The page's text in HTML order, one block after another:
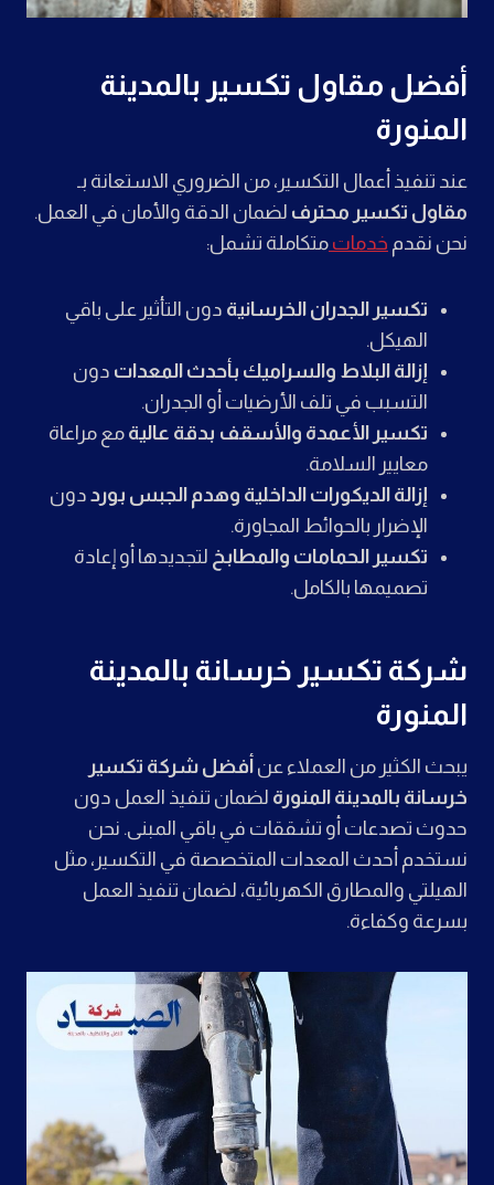
أفضل مقاول تكسير بالمدينة
المنورة
عند تنفيذ أعمال التكسير، من الضروري الاستعانة بـ
مقاول تكسير محترف لضمان الدقة والأمان في العمل.
نحن نقدم خدمات متكاملة تشمل:
تكسير الجدران الخرسانية دون التأثير على باقي
الهيكل.
إزالة البلاط والسراميك بأحدث المعدات دون
التسبب في تلف الأرضيات أو الجدران.
تكسير الأعمدة والأسقف بدقة عالية مع مراعاة
معايير السلامة.
إزالة الديكورات الداخلية وهدم الجبس بورد دون
الإضرار بالحوائط المجاورة.
تكسير الحمامات والمطابخ لتجديدها أو إعادة
تصميمها بالكامل.
شركة تكسير خرسانة بالمدينة
المنورة
يبحث الكثير من العملاء عن أفضل شركة تكسير
خرسانة بالمدينة المنورة لضمان تنفيذ العمل دون
حدوث تصدعات أو تشققات في باقي المبنى. نحن
نستخدم أحدث المعدات المتخصصة في التكسير، مثل
الهيلتي والمطارق الكهربائية، لضمان تنفيذ العمل
بسرعة وكفاءة.